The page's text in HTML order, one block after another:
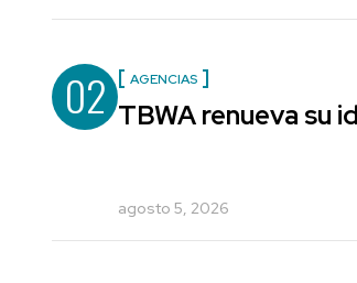
02 AGENCIAS
TBWA renueva su
agosto 5, 2026